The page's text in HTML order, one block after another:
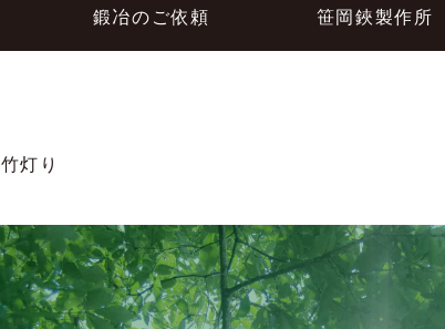
鍛冶のご依頼 笹岡鋏製作所
竹灯り